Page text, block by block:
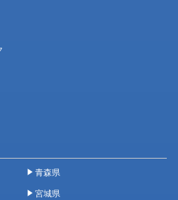
青森県
宮城県